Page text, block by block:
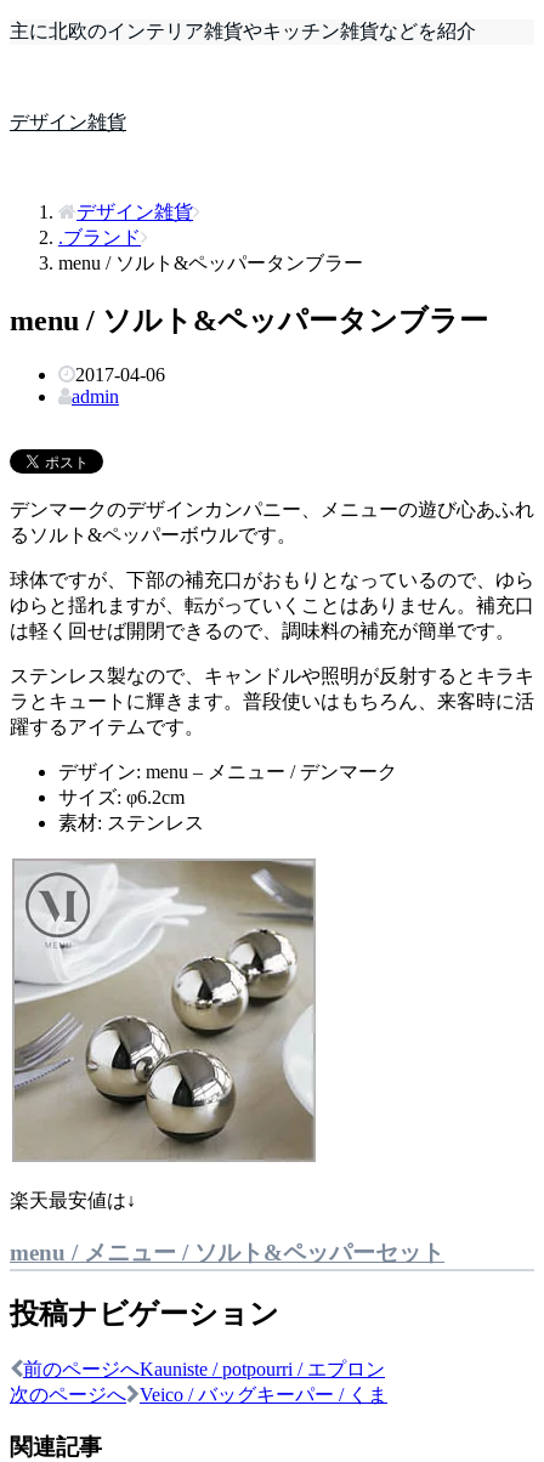
主に北欧のインテリア雑貨やキッチン雑貨などを紹介
デザイン雑貨
デザイン雑貨
.ブランド
menu / ソルト&ペッパータンブラー
menu / ソルト&ペッパータンブラー
2017-04-06
admin
デンマークのデザインカンパニー、メニューの遊び心あふれ
るソルト&ペッパーボウルです。
球体ですが、下部の補充口がおもりとなっているので、ゆら
ゆらと揺れますが、転がっていくことはありません。補充口
は軽く回せば開閉できるので、調味料の補充が簡単です。
ステンレス製なので、キャンドルや照明が反射するとキラキ
ラとキュートに輝きます。普段使いはもちろん、来客時に活
躍するアイテムです。
デザイン: menu – メニュー / デンマーク
サイズ: φ6.2cm
素材: ステンレス
楽天最安値は↓
menu / メニュー / ソルト&ペッパーセット
投稿ナビゲーション
前のページへKauniste / potpourri / エプロン
次のページへ
Veico / バッグキーパー / くま
関連記事